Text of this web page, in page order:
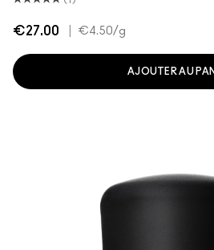
€27.00 €4.50/g
AJOUTER AU